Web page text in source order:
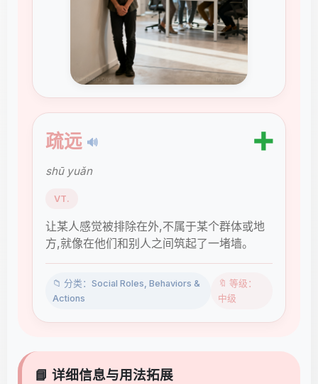
疏远 🔊 ➕
shū yuǎn
VT.
让某人感觉被排除在外,不属于某个群体或地
方,就像在他们和别人之间筑起了一堵墙。
📁 分类：Social Roles, Behaviors &
Actions
🔖 等级：
中级
📘 详细信息与用法拓展